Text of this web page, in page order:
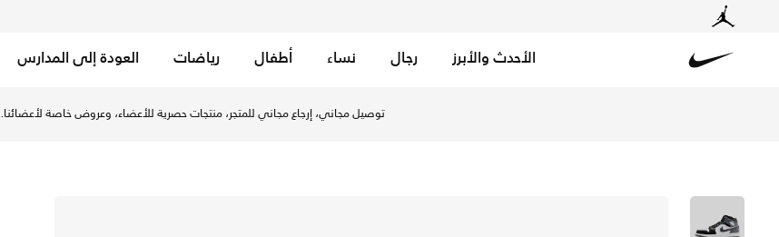
الأحدث والأبرز رجال نساء أطفال رياضات العودة إلى المدارس
توصيل مجاني، إرجاع مجاني للمتجر، منتجات حصرية للأعضاء، وعروض خاصة لأعضائنا.